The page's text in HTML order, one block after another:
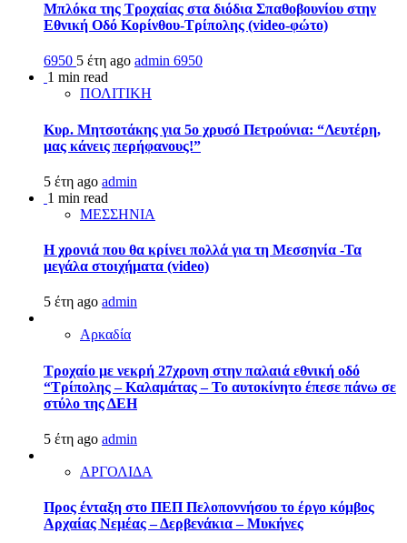
Μπλόκα της Τροχαίας στα διόδια Σπαθοβουνίου στην
Εθνική Οδό Κορίνθου-Τρίπολης (video-φώτο)
6950 5 έτη ago admin 6950
1 min read
ΠΟΛΙΤΙΚΗ
Κυρ. Μητσοτάκης για 5ο χρυσό Πετρούνια: “Λευτέρη,
μας κάνεις περήφανους!”
5 έτη ago admin
1 min read
ΜΕΣΣΗΝΙΑ
Η χρονιά που θα κρίνει πολλά για τη Μεσσηνία -Τα
μεγάλα στοιχήματα (video)
5 έτη ago admin
Αρκαδία
Τροχαίο με νεκρή 27χρονη στην παλαιά εθνική οδό
“Τρίπολης – Καλαμάτας – Το αυτοκίνητο έπεσε πάνω σε
στύλο της ΔΕΗ
5 έτη ago admin
ΑΡΓΟΛΙΔΑ
Προς ένταξη στο ΠΕΠ Πελοποννήσου το έργο κόμβος
Αρχαίας Νεμέας – Δερβενάκια – Μυκήνες